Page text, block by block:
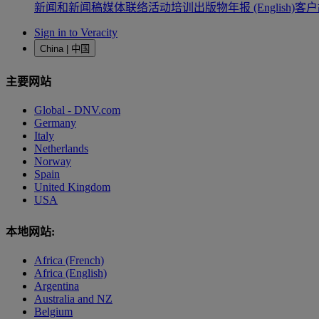
新闻和新闻稿媒体联络活动培训 出版物年报 (English)客
Sign in to Veracity
China | 中国
主要网站
Global - DNV.com
Germany
Italy
Netherlands
Norway
Spain
United Kingdom
USA
本地网站:
Africa (French)
Africa (English)
Argentina
Australia and NZ
Belgium